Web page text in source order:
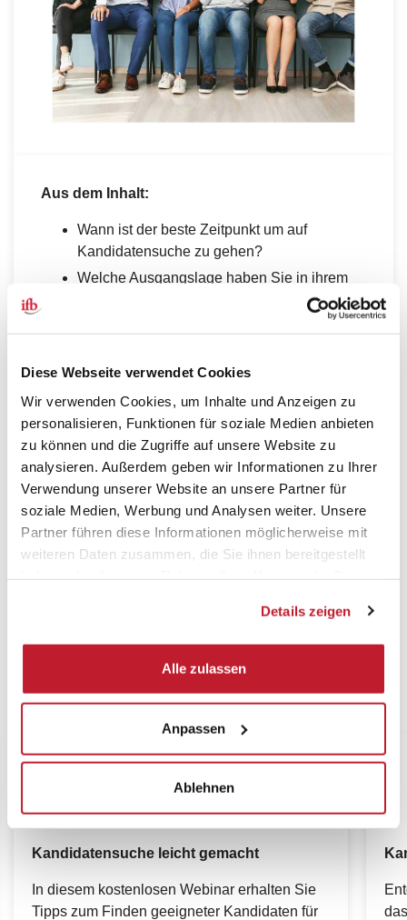
Diese Webseite verwendet Cookies
Wir verwenden Cookies, um Inhalte und Anzeigen zu
personalisieren, Funktionen für soziale Medien anbieten
zu können und die Zugriffe auf unsere Website zu
analysieren. Außerdem geben wir Informationen zu Ihrer
Verwendung unserer Website an unsere Partner für
soziale Medien, Werbung und Analysen weiter. Unsere
Partner führen diese Informationen möglicherweise mit
weiteren Daten zusammen, die Sie ihnen bereitgestellt
Details zeigen
Alle zulassen
Anpassen
Ablehnen
Aus dem Inhalt:
Wann ist der beste Zeitpunkt um auf
Kandidatensuche zu gehen?
Welche Ausgangslage haben Sie in ihrem
Wie stärken Sie das Image des Betriebsrats?
Welche Möglichkeiten zur Kandidatensuche
haben Sie?
Wie begleiten Sie Interessierte in dem
Prozess?
Inklusive Checkliste „In 10 Schritten zur
erfolgreichen Kandidatengewinnung“!
Jetzt Downloaden
Seminartipps für eine erfolgreiche
Kandidatensuche
Kandidatensuche leicht gemacht
In diesem kostenlosen Webinar erhalten Sie
Tipps zum Finden geeigneter Kandidaten für